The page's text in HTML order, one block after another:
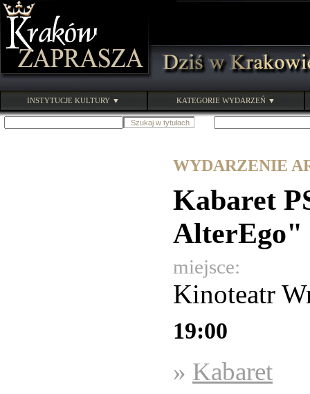
INSTYTUCJE KULTURY ▼ KATEGORIE WYDARZEŃ ▼
WYDARZENIE
Kabaret
AlterEgo"
miejsce:
Kinoteatr
19:00
» Kabaret